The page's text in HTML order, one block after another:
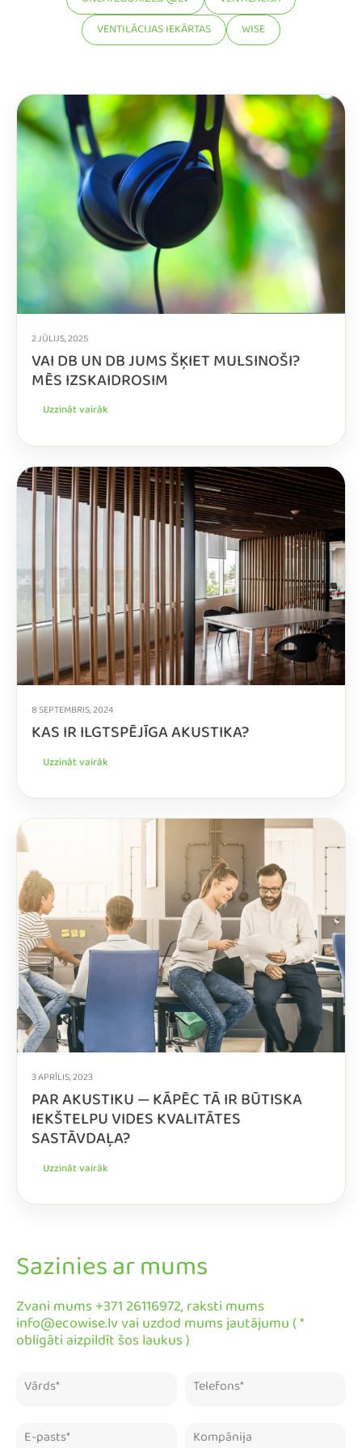
VENTILĀCIJAS IEKĀRTAS
WISE
2 JŪLIJS, 2025
VAI DB UN DB JUMS ŠĶIET MULSINOŠI?
MĒS IZSKAIDROSIM
Uzzināt vairāk
8 SEPTEMBRIS, 2024
KAS IR ILGTSPĒJĪGA AKUSTIKA?
Uzzināt vairāk
3 APRĪLIS, 2023
PAR AKUSTIKU — KĀPĒC TĀ IR BŪTISKA
IEKŠTELPU VIDES KVALITĀTES
SASTĀVDAĻA?
Uzzināt vairāk
Sazinies ar mums
Zvani mums +371 26116972, raksti mums
info@ecowise.lv vai uzdod mums jautājumu ( *
obligāti aizpildīt šos laukus )